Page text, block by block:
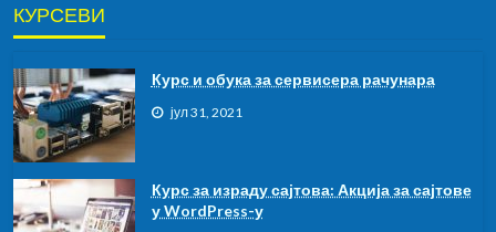
КУРСЕВИ
Курс и обука за сервисера рачунара
јул 31, 2021
Курс за израду сајтова: Акција за сајтове
у WordPress-у